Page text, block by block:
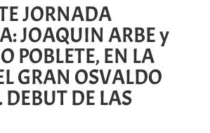
JORNADA
JOAQUIN ARBE y
POBLETE, EN LA
GRAN OSVALDO
DEBUT DE LAS